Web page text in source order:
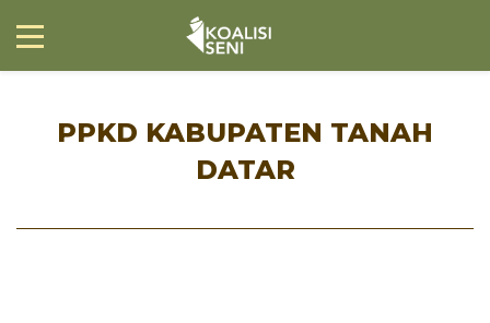
PPKD KABUPATEN TANAH
DATAR